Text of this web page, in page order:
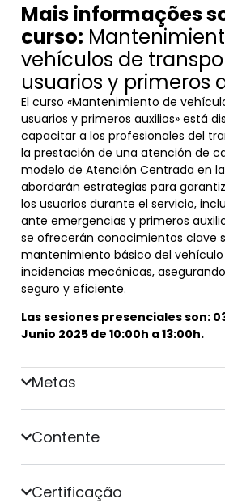
Mais informações
curso:
vehículos de
usuarios y primeros
El curso «Mantenimiento de
usuarios y primeros auxilios» está
capacitar a los profesionales del
la prestación de una atención de
modelo de Atención Centrada en la
abordarán estrategias para
los usuarios durante el servicio,
ante emergencias y primeros
se ofrecerán conocimientos clave
mantenimiento básico del
incidencias mecánicas,
seguro y eficiente.
Las sesiones presenciales son:
Junio 2025 de 10:00h a 13:00h.
Metas
Contente
Certificação